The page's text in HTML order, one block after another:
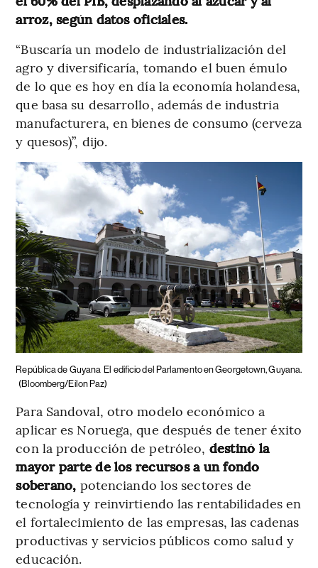
arroz, según datos oficiales.
“Buscaría un modelo de industrialización del
agro y diversificaría, tomando el buen émulo
de lo que es hoy en día la economía holandesa,
que basa su desarrollo, además de industria
manufacturera, en bienes de consumo (cerveza
y quesos)”, dijo.
República de Guyana El edificio del Parlamento en Georgetown, Guyana.
(Bloomberg/Eilon Paz)
Para Sandoval, otro modelo económico a
aplicar es Noruega, que después de tener éxito
con la producción de petróleo, destinó la
mayor parte de los recursos a un fondo
soberano, potenciando los sectores de
tecnología y reinvirtiendo las rentabilidades en
el fortalecimiento de las empresas, las cadenas
productivas y servicios públicos como salud y
educación.